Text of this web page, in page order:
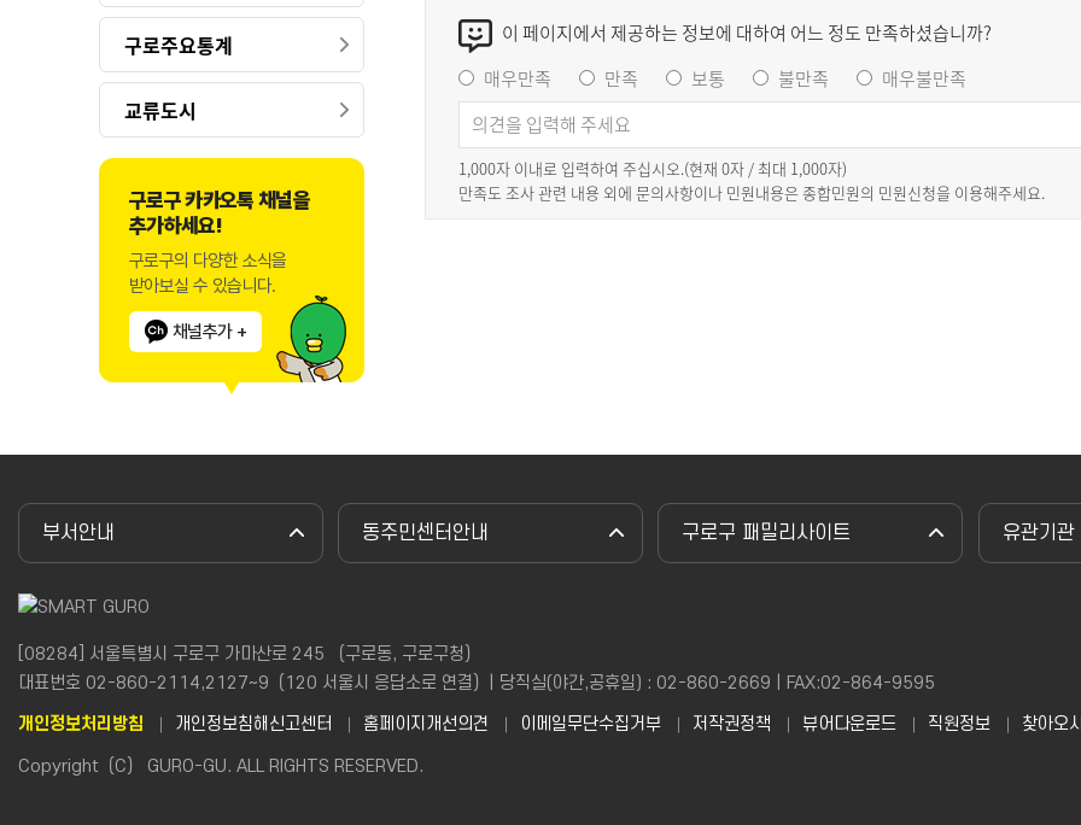
구로주요통계
교류도시
구로구 카카오톡 채널을
추가하세요!
구로구의 다양한 소식을
받아보실 수 있습니다.
채널추가 +
이 페이지에서 제공하는 정보에 대하여 어느 정도 만족하셨습니까?
매우만족
만족 보통 불만족 매우불만족
1,000자 이내로 입력하여 주십시오.(현재0자 / 최대 1,000자)
만족도 조사 관련 내용 외에 문의사항이나 민원내용은 종합민원의 민원신청을 이용해주세요.
부서안내 동주민센터안내 구로구 패밀리사이트 유관기관
[08284] 서울특별시 구로구 가마산로 245 （구로동, 구로구청）
대표번호 02-860-2114,2127~9（120 서울시 응답소로 연결）| 당직실(야간,공휴일) : 02-860-2669 | FAX:02-864-9595
개인정보처리방침
개인정보침해신고센터 홈페이지개선의견 이메일무단수집거부 저작권정책 뷰어다운로드 직원정보 찾아오
Copyright（C） GURO-GU. ALL RIGHTS RESERVED.